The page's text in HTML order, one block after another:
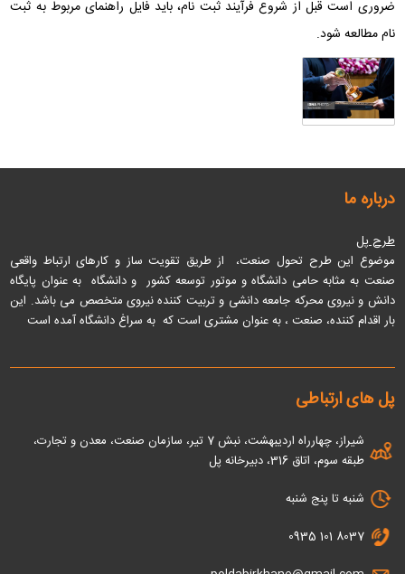
ضروری است قبل از شروع فرآیند ثبت نام، باید فایل راهنمای مربوط به ثبت
نام مطالعه شود.
درباره ما
طرح پل
موضوع این طرح تحول صنعت، از طریق تقویت ساز و کارهای ارتباط واقعی
صنعت به مثابه حامی دانشگاه و موتور توسعه کشور و دانشگاه به عنوان پایگاه
دانش و نیروی محرکه جامعه دانشی و تربیت کننده نیروی متخصص می باشد. این
بار اقدام کننده، صنعت ، به عنوان مشتری است که به سراغ دانشگاه آمده است
پل های ارتباطی
شیراز، چهارراه اردیبهشت، نبش 7 تیر، سازمان صنعت، معدن و تجارت،
طبقه سوم، اتاق 316، دبیرخانه پل
شنبه تا پنج شنبه
0935 101 8037